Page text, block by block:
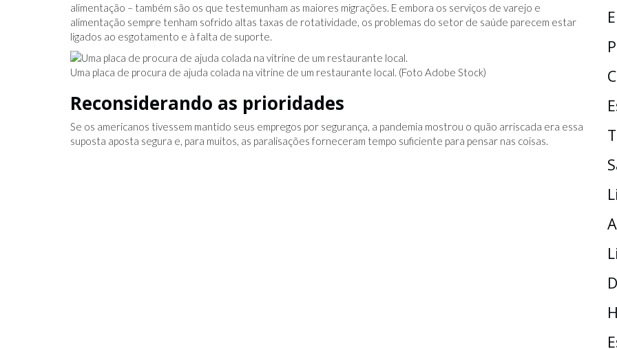
alimentação – também são os que testemunham as maiores migrações. E embora os serviços de varejo e
alimentação sempre tenham sofrido altas taxas de rotatividade, os problemas do setor de saúde parecem estar
ligados ao esgotamento e à falta de suporte.
Uma placa de procura de ajuda colada na vitrine de um restaurante local. (Foto Adobe Stock)
Reconsiderando as prioridades
Se os americanos tivessem mantido seus empregos por segurança, a pandemia mostrou o quão arriscada era essa
suposta aposta segura e, para muitos, as paralisações forneceram tempo suficiente para pensar nas coisas.